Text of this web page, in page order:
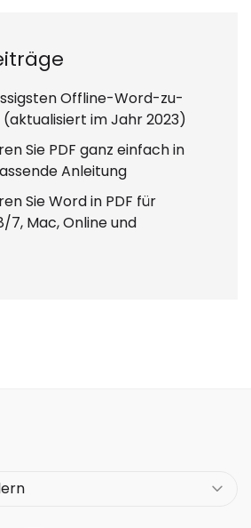
Offline-Word-zu-
im Jahr 2023)
Sie PDF ganz einfach in
Anleitung
Sie Word in PDF für
7, Mac, Online und